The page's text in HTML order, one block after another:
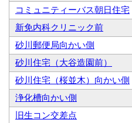
コミュニティーバス朝日住宅
新免内科クリニック前
砂川郵便局向かい側
砂川住宅（大谷造園前）
砂川住宅（桜並木）向かい側
浄化槽向かい側
旧生コン交差点